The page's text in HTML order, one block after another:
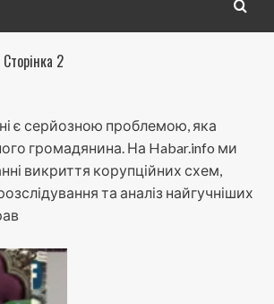
Сторінка 2
є серйозною проблемою, яка
громадянина. На Habar.info ми
викриття корупційних схем,
та аналіз найгучніших